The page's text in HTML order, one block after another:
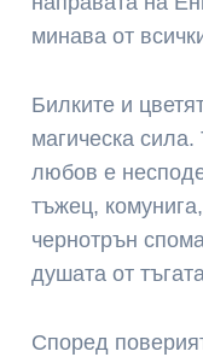
минава от
Билките и
магическа
любов е
тъжец,
чернотрън
душата от
Според